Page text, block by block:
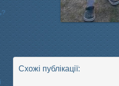
Схожі публікації: